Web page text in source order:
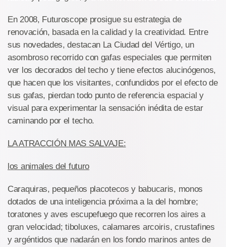
En 2008, Futuroscope prosigue su estrategia de
renovación, basada en la calidad y la creatividad. Entre
sus novedades, destacan La Ciudad del Vértigo, un
asombroso recorrido con gafas especiales que permiten
ver los decorados del techo y tiene efectos alucinógenos,
que hacen que los visitantes, confundidos por el efecto de
sus gafas, pierdan todo punto de referencia espacial y
visual para experimentar la sensación inédita de estar
caminando por el techo.
LA ATRACCIÓN MAS SALVAJE:
los animales del futuro
Caraquiras, pequeños placotecos y babucaris, monos
dotados de una inteligencia próxima a la del hombre;
toratones y aves escupefuego que recorren los aires a
gran velocidad; tiboluxes, calamares arcoiris, crustafines
y argéntidos que nadarán en los fondo marinos antes de